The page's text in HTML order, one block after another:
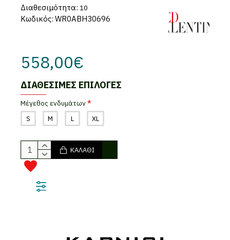
Διαθεσιμότητα: 10
Κωδικός: WR0ABH30696
558,00€
ΔΙΑΘΈΣΙΜΕΣ ΕΠΙΛΟΓΈΣ
Mέγεθος ενδυμάτων
S
M L XL
ΚΑΛΆΘΙ